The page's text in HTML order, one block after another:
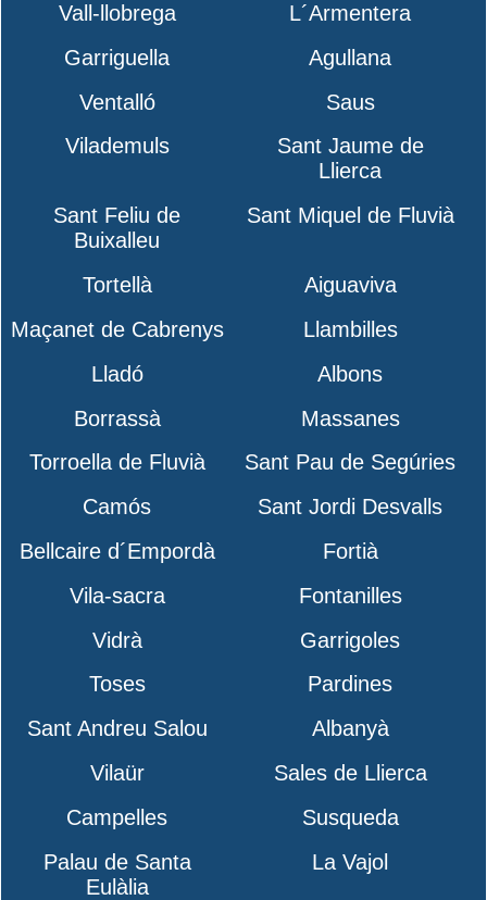
Vall-llobrega
L´Armentera
Garriguella
Agullana
Ventalló
Saus
Vilademuls
Sant Jaume de
Llierca
Sant Feliu de
Buixalleu
Sant Miquel de Fluvià
Tortellà
Aiguaviva
Maçanet de Cabrenys
Llambilles
Lladó
Albons
Borrassà
Massanes
Torroella de Fluvià
Sant Pau de Segúries
Camós
Sant Jordi Desvalls
Bellcaire d´Empordà
Fortià
Vila-sacra
Fontanilles
Vidrà
Garrigoles
Toses
Pardines
Sant Andreu Salou
Albanyà
Vilaür
Sales de Llierca
Campelles
Susqueda
Palau de Santa
Eulàlia
La Vajol